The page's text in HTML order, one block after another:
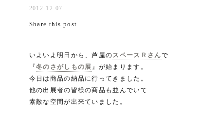
2012-12-07
Share this post
いよいよ明日から、芦屋の スペースＲさんで
『冬のさがしもの展 』が始まります。
今日は商品の納品に行ってきました。
他の出展者の皆様の商品も並んでいて
素敵な空間が出来ていました。